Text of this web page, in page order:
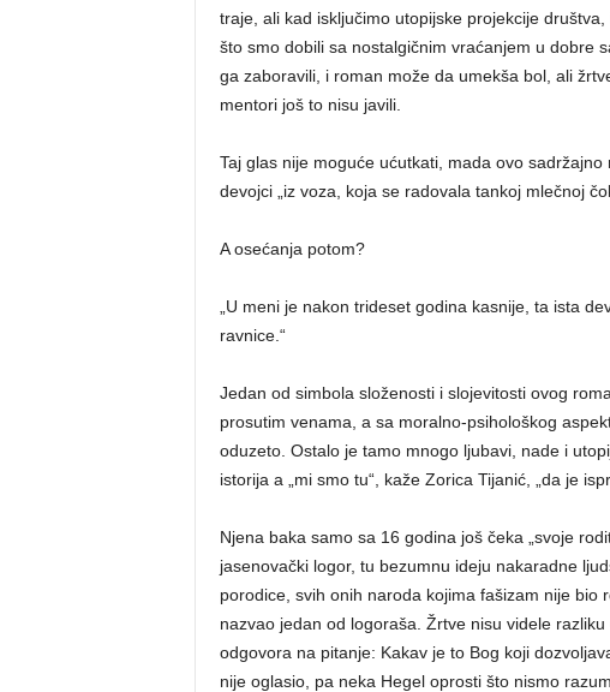
traje, ali kad isključimo utopijske projekcije
što smo dobili sa nostalgičnim vraćanjem u dobre
ga zaboravili, i roman može da umekša bol, ali
mentori još to nisu javili.
Taj glas nije moguće ućutkati, mada ovo
devojci „iz voza, koja se radovala tankoj mlečnoj
A osećanja potom?
„U meni je nakon trideset godina kasnije, ta ista
ravnice.“
Jedan od simbola složenosti i slojevitosti ovog
prosutim venama, a sa moralno-psihološkog
oduzeto. Ostalo je tamo mnogo ljubavi, nade i
istorija a „mi smo tu“, kaže Zorica Tijanić, „da je
Njena baka samo sa 16 godina još čeka „svoje
jasenovački logor, tu bezumnu ideju nakaradne
porodice, svih onih naroda kojima fašizam nije bio
nazvao jedan od logoraša. Žrtve nisu videle
odgovora na pitanje: Kakav je to Bog koji
nije oglasio, pa neka Hegel oprosti što nismo